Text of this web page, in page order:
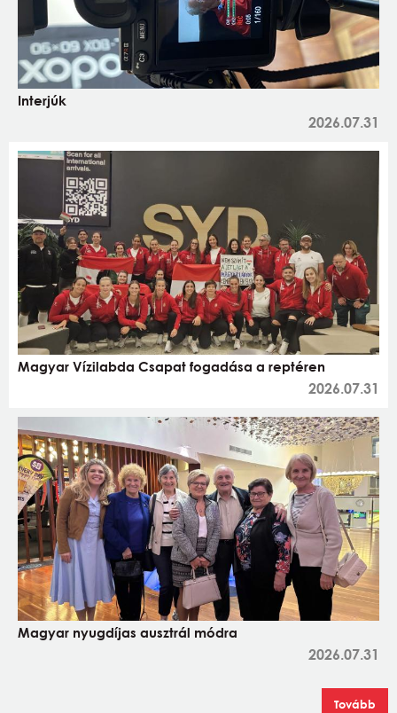
Interjúk
2026.07.31
Magyar Vízilabda Csapat fogadása a reptéren
2026.07.31
Magyar nyugdíjas ausztrál módra
2026.07.31
Tovább